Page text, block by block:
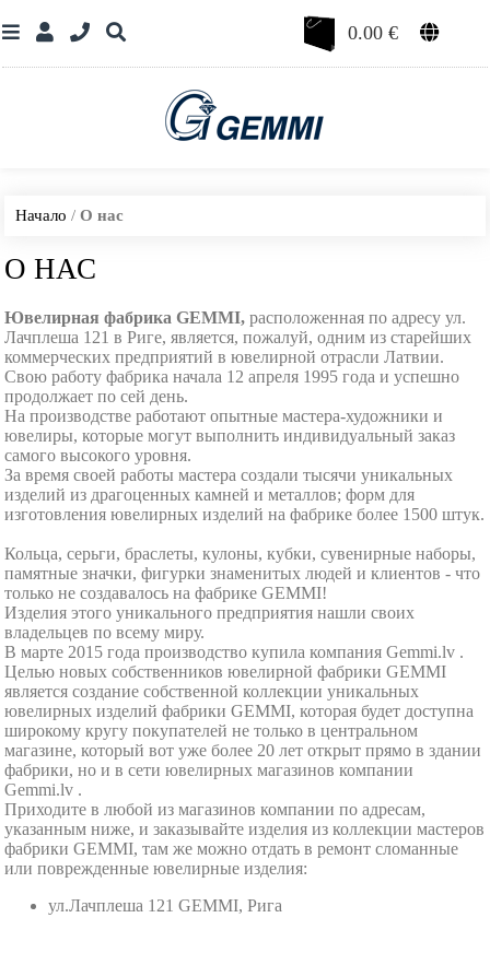
0.00€
Начало /О нас
О НАС
Ювелирная фабрика GEMMI,расположенная по адресу ул.
Лачплеша 121 в Риге, является, пожалуй, одним из старейших
коммерческих предприятий в ювелирной отрасли Латвии.
Свою работу фабрика начала 12 апреля 1995 года и успешно
продолжает по сей день.
На производстве работают опытные мастера-художники и
ювелиры, которые могут выполнить индивидуальный заказ
самого высокого уровня.
За время своей работы мастера создали тысячи уникальных
изделий из драгоценных камней и металлов; форм для
изготовления ювелирных изделий на фабрике более 1500 штук.
Кольца, серьги, браслеты, кулоны, кубки, сувенирные наборы,
памятные значки, фигурки знаменитых людей и клиентов - что
только не создавалось на фабрике GEMMI!
Изделия этого уникального предприятия нашли своих
владельцев по всему миру.
В марте 2015 года производство купила компания Gemmi.lv .
Целью новых собственников ювелирной фабрики GEMMI
является создание собственной коллекции уникальных
ювелирных изделий фабрики GEMMI, которая будет доступна
широкому кругу покупателей не только в центральном
магазине, который вот уже более 20 лет открыт прямо в здании
фабрики, но и в сети ювелирных магазинов компании
Gemmi.lv .
Приходите в любой из магазинов компании по адресам,
указанным ниже, и заказывайте изделия из коллекции мастеров
фабрики GEMMI, там же можно отдать в ремонт сломанные
или поврежденные ювелирные изделия:
ул.Лачплеша 121 GEMMI, Рига